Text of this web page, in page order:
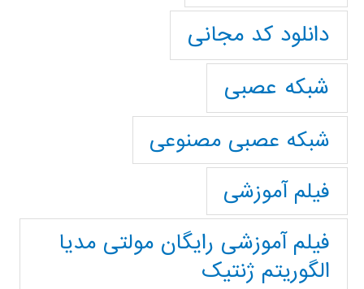
دانلود کد مجانی
شبکه عصبی
شبکه عصبی مصنوعی
فیلم آموزشی
فیلم آموزشی رایگان مولتی مدیا
الگوریتم ژنتیک